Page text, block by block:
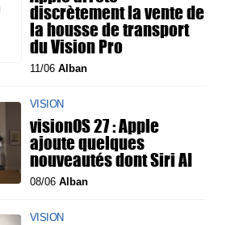
discrètement la vente de
la housse de transport
du Vision Pro
11/06 Alban
VISION
visionOS 27 : Apple
ajoute quelques
nouveautés dont Siri AI
08/06 Alban
VISION